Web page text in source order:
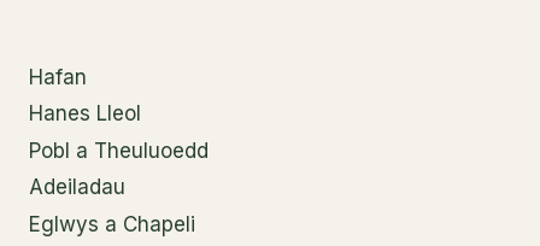
Hafan
Hanes Lleol
Pobl a Theuluoedd
Adeiladau
Eglwys a Chapeli